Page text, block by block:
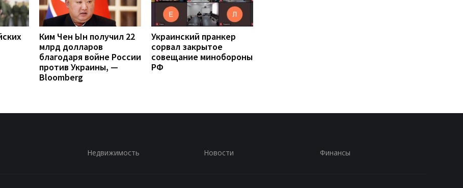
Ким Чен Ын получил 22
млрд долларов
благодаря войне России
против Украины, —
Bloomberg
Украинский пранкер
сорвал закрытое
совещание минобороны
РФ
Недвижимость Новости Финансы